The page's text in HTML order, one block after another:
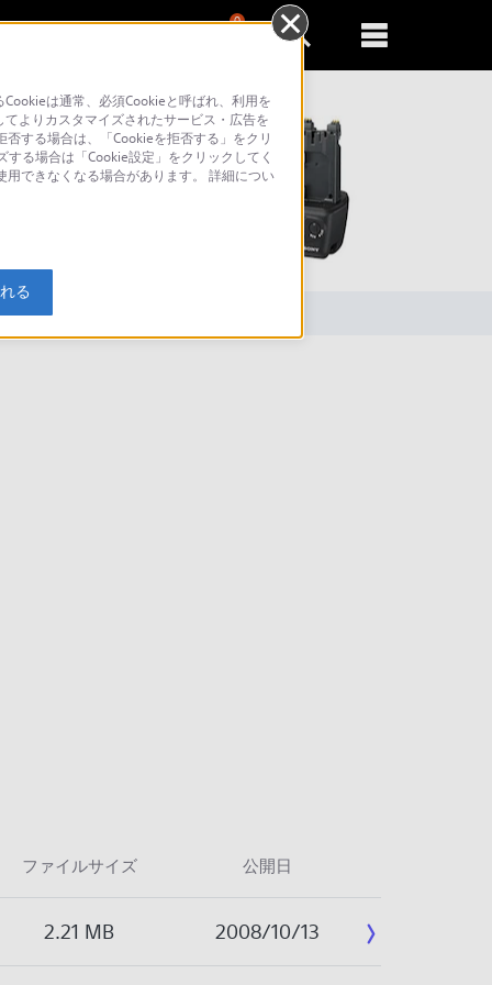
0
ファイルサイズ 公開日
2.21 MB 2008/10/13
は通常、必須Cookieと呼ばれ、利用を
よりカスタマイズされたサービス・広告を
する場合は、「Cookieを拒否する」をクリ
る場合は「Cookie設定」をクリックしてく
できなくなる場合があります。 詳細につい
る